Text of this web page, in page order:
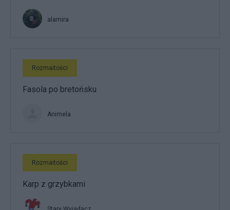
alamira
Rozmaitości
Fasola po bretońsku
Animela
Rozmaitości
Karp z grzybkami